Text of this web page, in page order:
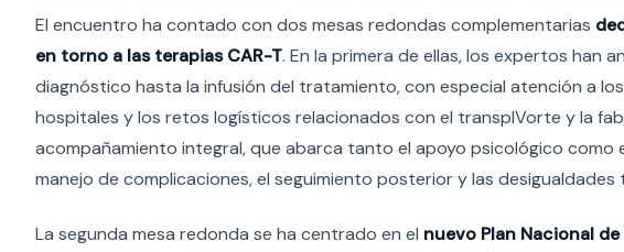
El encuentro ha contado con dos mesas redondas complementarias
en torno a las terapias CAR-T. En la primera de ellas, los expertos han
diagnóstico hasta la infusión del tratamiento, con especial atención a
hospitales y los retos logísticos relacionados con el transpIVorte y la
acompañamiento integral, que abarca tanto el apoyo psicológico
manejo de complicaciones, el seguimiento posterior y las
La segunda mesa redonda se ha centrado en el nuevo Plan Nacional